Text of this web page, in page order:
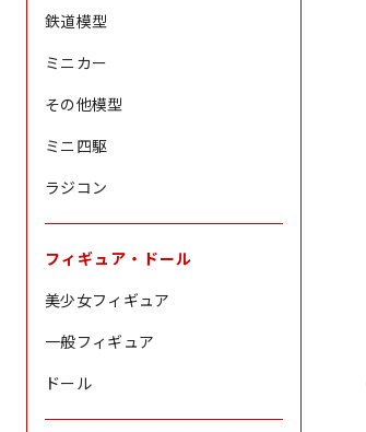
鉄道模型
ミニカー
その他模型
ミニ四駆
ラジコン
フィギュア・ドール
美少女フィギュア
一般フィギュア
ドール